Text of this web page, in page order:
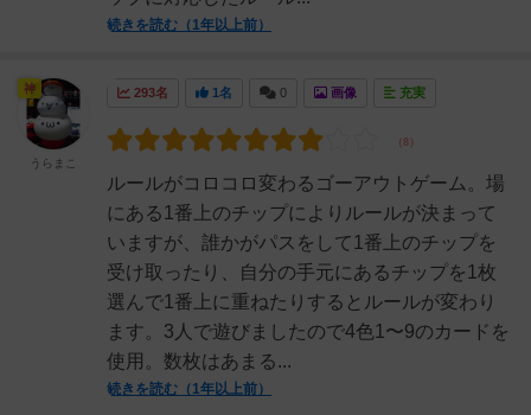
続きを読む（1年以上前）
293名 1名 0 画像 充実
ルールがコロコロ変わるゴーアウトゲーム。場
にある1番上のチップによりルールが決まって
いますが、誰かがパスをして1番上のチップを
受け取ったり、自分の手元にあるチップを1枚
選んで1番上に重ねたりするとルールが変わり
ます。3人で遊びましたので4色1〜9のカードを
使用。数枚はあまる...
続きを読む（1年以上前）
神
うらまこ